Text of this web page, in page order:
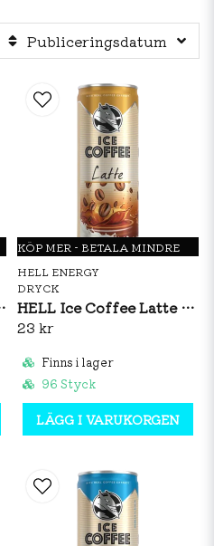
Publiceringsdatum
250ml
KÖP MER - BETALA MINDRE
HELL ENERGY
DRYCK
HELL Ice Coffee Latte 250ml
23 kr
Finns i lager
96 Styck
LÄGG I VARUKORGEN